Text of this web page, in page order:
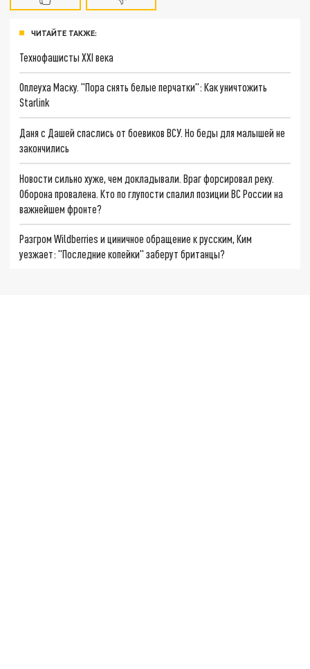
ЧИТАЙТЕ ТАКЖЕ:
Технофашисты XXI века
Оплеуха Маску. "Пора снять белые перчатки": Как уничтожить
Starlink
Даня с Дашей спаслись от боевиков ВСУ. Но беды для малышей не
закончились
Новости сильно хуже, чем докладывали. Враг форсировал реку.
Оборона провалена. Кто по глупости спалил позиции ВС России на
важнейшем фронте?
Разгром Wildberries и циничное обращение к русским, Ким
уезжает: "Последние копейки" заберут британцы?